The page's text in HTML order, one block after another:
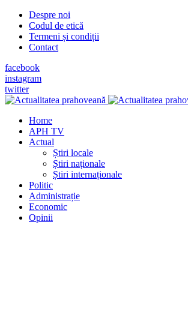
Despre noi
Codul de etică
Termeni și condiții
Contact
facebook
instagram
twitter
Home
APH TV
Actual
Știri locale
Știri naționale
Știri internaționale
Politic
Administrație
Economic
Opinii